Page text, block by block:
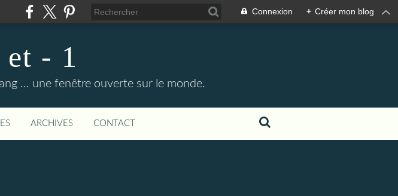
Connexion + Créer mon blog
et - 1
... une fenêtre ouverte sur le monde.
ARCHIVES CONTACT